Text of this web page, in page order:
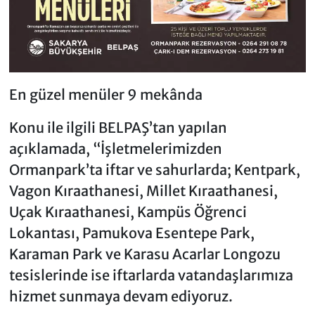
En güzel menüler 9 mekânda
Konu ile ilgili BELPAŞ’tan yapılan
açıklamada, “İşletmelerimizden
Ormanpark’ta iftar ve sahurlarda; Kentpark,
Vagon Kıraathanesi, Millet Kıraathanesi,
Uçak Kıraathanesi, Kampüs Öğrenci
Lokantası, Pamukova Esentepe Park,
Karaman Park ve Karasu Acarlar Longozu
tesislerinde ise iftarlarda vatandaşlarımıza
hizmet sunmaya devam ediyoruz.